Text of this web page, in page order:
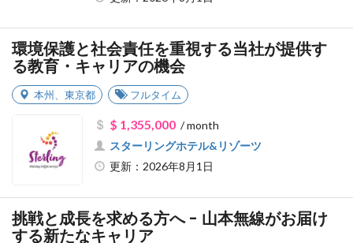
環境保護と社会責任を重視する当社が提供す
る教育・キャリアの機会
本州 東京都 フルタイム
$ 1,355,000/ month
スターリングホテル&リゾーツ
更新：2026年8月1日
挑戦と成長を求める方へ - 山本無線がお届け
する新たなキャリア